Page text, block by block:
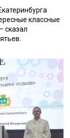
классные
сказал